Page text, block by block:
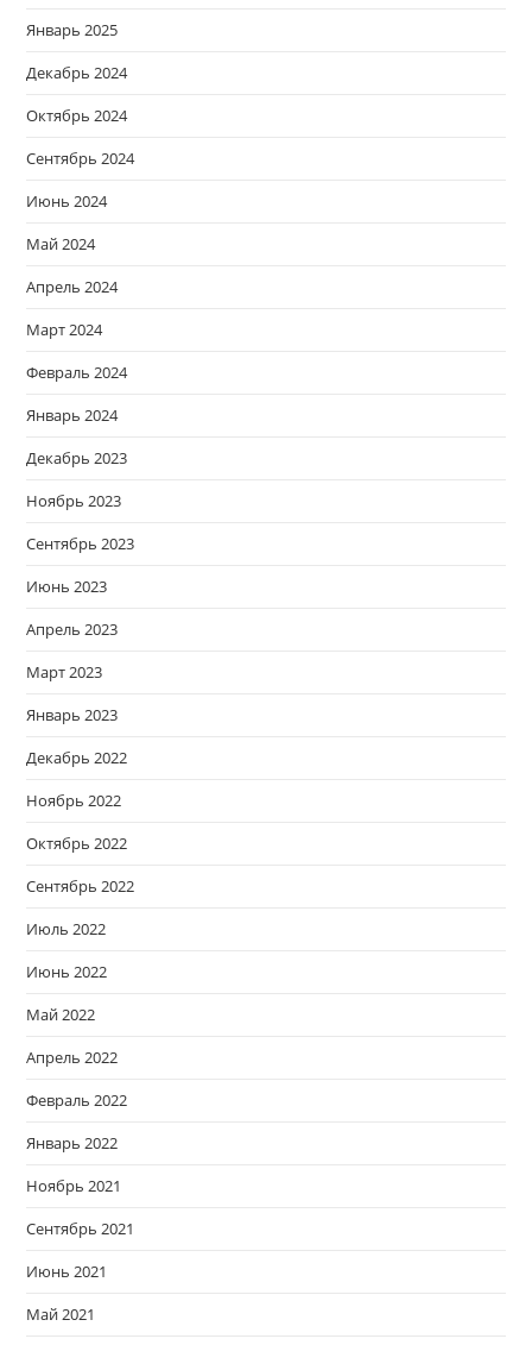
Январь 2025
Декабрь 2024
Октябрь 2024
Сентябрь 2024
Июнь 2024
Май 2024
Апрель 2024
Март 2024
Февраль 2024
Январь 2024
Декабрь 2023
Ноябрь 2023
Сентябрь 2023
Июнь 2023
Апрель 2023
Март 2023
Январь 2023
Декабрь 2022
Ноябрь 2022
Октябрь 2022
Сентябрь 2022
Июль 2022
Июнь 2022
Май 2022
Апрель 2022
Февраль 2022
Январь 2022
Ноябрь 2021
Сентябрь 2021
Июнь 2021
Май 2021